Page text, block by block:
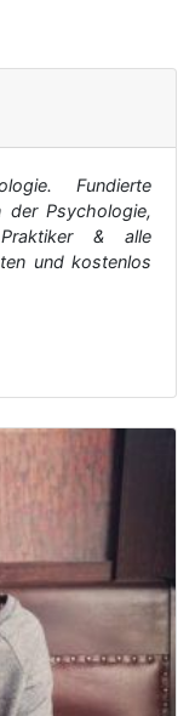
Fundierte
der Psychologie,
& alle
und kostenlos